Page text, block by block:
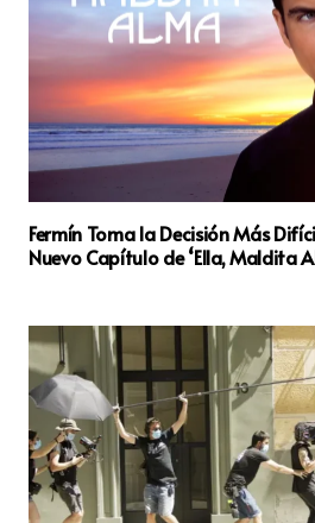
Fermín Toma la Decisión Más
Nuevo Capítulo de ‘Ella, Maldita